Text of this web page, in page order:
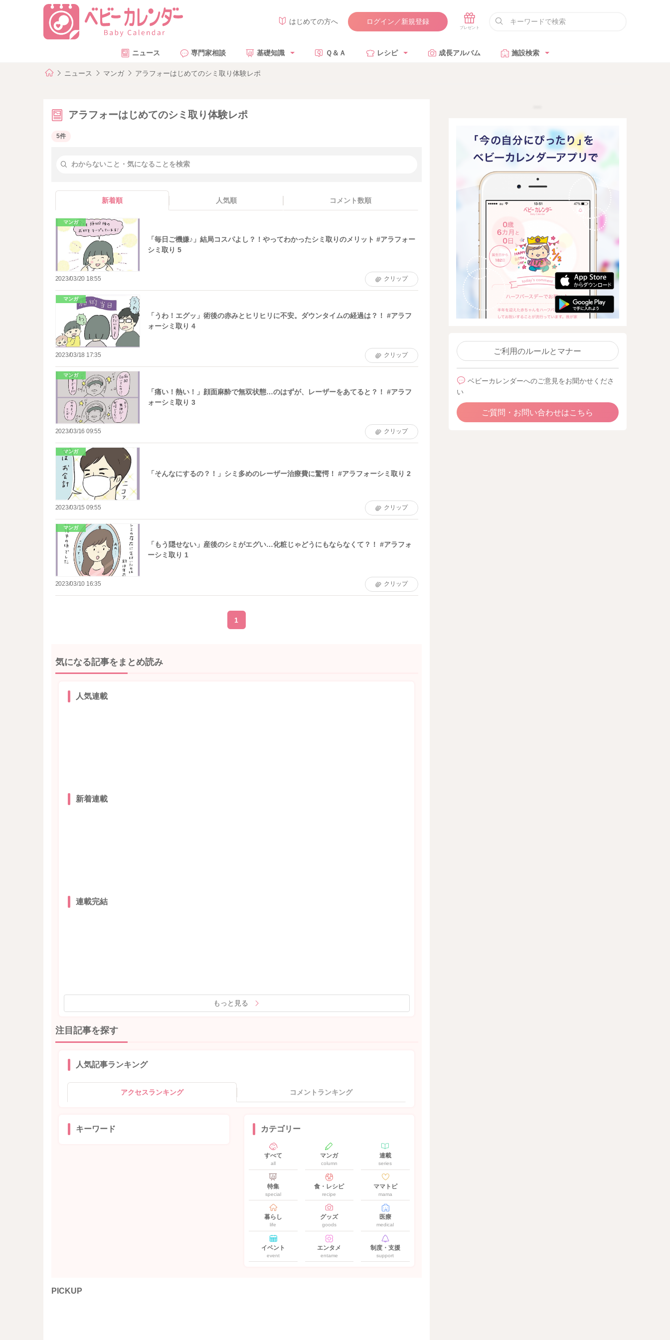
はじめての方へ ログイン／新規登録
ニュース 専門家相談 基礎知識 Ｑ＆Ａ レシピ 成長アルバム 施設検索
ニュース マンガ アラフォーはじめてのシミ取り体験レポ
アラフォーはじめてのシミ取り体験レポ
5件
新着順 人気順 コメント数順
マンガ
「毎日ご機嫌♪」結局コスパよし？！やってわかったシミ取りのメリット #アラフォー
シミ取り 5
2023/03/20 18:55 クリップ
マンガ
「うわ！エグッ」術後の赤みとヒリヒリに不安。ダウンタイムの経過は？！ #アラフ
ォーシミ取り 4
2023/03/18 17:35 クリップ
マンガ
「痛い！熱い！」顔面麻酔で無双状態…のはずが、レーザーをあてると？！ #アラフ
ォーシミ取り 3
2023/03/16 09:55 クリップ
マンガ
「そんなにするの？！」シミ多めのレーザー治療費に驚愕！ #アラフォーシミ取り 2
2023/03/15 09:55 クリップ
マンガ
「もう隠せない」産後のシミがエグい…化粧じゃどうにもならなくて？！ #アラフォ
ーシミ取り 1
2023/03/10 16:35 クリップ
1
気になる記事をまとめ読み
人気連載
新着連載
連載完結
もっと見る
注目記事を探す
人気記事ランキング
アクセスランキング コメントランキング
キーワード カテゴリー
すべて
all
マンガ
column
連載
series
特集
special
食・レシピ
recipe
ママトピ
mama
暮らし
life
グッズ
goods
医療
medical
イベント
event
エンタメ
entame
制度・支援
support
PICKUP
ご利用のルールとマナー
ベビーカレンダーへのご意見をお聞かせくださ
い
ご質問・お問い合わせはこちら